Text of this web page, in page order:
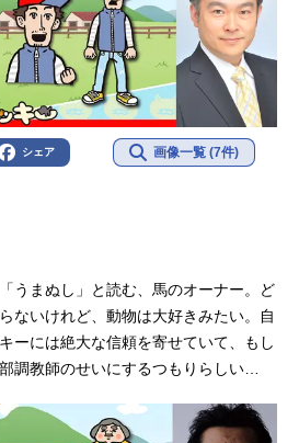
シェア 画像一覧 (7件)
うまぬし」と読む、馬のオーナー。ど
ないけれど、動物は大好きみたい。自
ーには絶大な信頼を寄せていて、もし
調教師のせいにするつもりらしい…